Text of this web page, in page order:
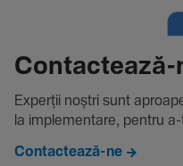
Contac­tează-
Experții noștri sunt
la imple­men­tare, pentru
Contactează-ne